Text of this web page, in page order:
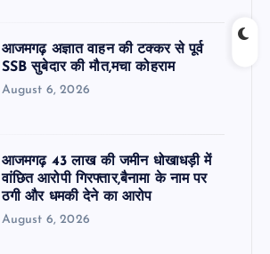
आजमगढ़ अज्ञात वाहन की टक्कर से पूर्व
SSB सुबेदार की मौत,मचा कोहराम
August 6, 2026
आजमगढ़ 43 लाख की जमीन धोखाधड़ी में
वांछित आरोपी गिरफ्तार,बैनामा के नाम पर
ठगी और धमकी देने का आरोप
August 6, 2026